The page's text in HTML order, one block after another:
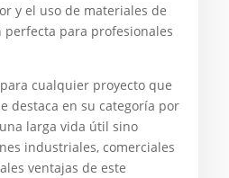
y el uso de materiales de
para profesionales
para cualquier proyecto que
destaca en su categoría por
larga vida útil sino
industriales, comerciales
ventajas de este